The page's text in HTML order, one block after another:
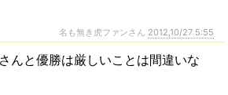
名も無き虎ファンさん 2012,10/27 5:55
んと優勝は厳しいことは間違いな